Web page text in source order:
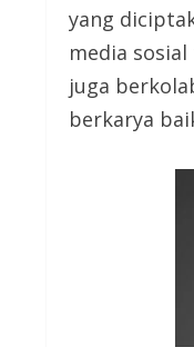
yang
media
juga
berkarya